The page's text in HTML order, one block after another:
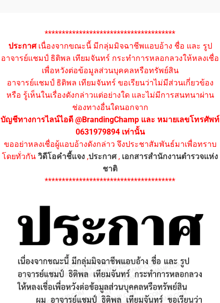
**************************************
ประกาศเนื่องจากขณะนี้ มีกลุ่มมิจฉาชีพแอบอ้าง ชื่อ และ รูป
อาจารย์แชมป์ ธิติพล เทียมจันทร์ กระทำการหลอกลวงให้หลงเชื่อ
เพื่อหวังต่อข้อมูลส่วนบุคคลหรือทรัพย์สิน
อาจารย์แชมป์ ธิติพล เทียมจันทร์ ขอเรียนว่าไม่มีส่วนเกี่ยวข้อง
หรือ รู้เห็นในเรื่องดังกล่าวแต่อย่างใด และไม่มีการสนทนาผ่าน
ช่องทางอื่นใดนอกจาก
บัญชีทางการไลน์ไอดี @BrandingChamp และ หมายเลขโทรศัพท์
0631979894 เท่านั้น
ขออย่าหลงเชื่อผู้แอบอ้างดังกล่าว จึงประชาสัมพันธ์มาเพื่อทราบ
โดยทั่วกัน วิดีโอคำชี้แจง ,ประกาศ, เอกสารสำนักงานตำรวจแห่ง
ชาติ
**************************************